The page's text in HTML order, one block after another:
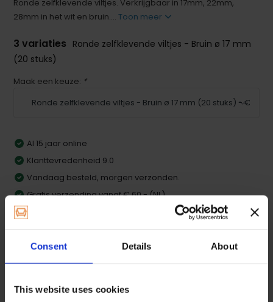
Consent Details About
This website uses cookies
Ronde zelfklevende viltjes. Verkrijgbaar in 17mm, 22mm,
28mm in het wit en bruin....Toon meer
3 variaties Ronde zelfklevende viltjes - Bruin ø 17 mm
(20 stuks)
Maak een keuze: *
Al 15 jaar online
Klanttevredenheid 9.0
Vandaag besteld, morgen verzonden.
Gratis verzending vanaf € 60,- (NL)
Productomschrijving